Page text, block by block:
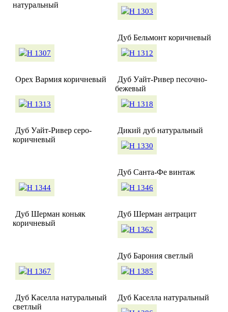
натуральный
Дуб Бельмонт коричневый
Орех Вармия коричневый
Дуб Уайт-Ривер песочно-
бежевый
Дуб Уайт-Ривер серо-
коричневый
Дикий дуб натуральный
Дуб Санта-Фе винтаж
Дуб Шерман коньяк
коричневый
Дуб Шерман антрацит
Дуб Барония светлый
Дуб Каселла натуральный
светлый
Дуб Каселла натуральный